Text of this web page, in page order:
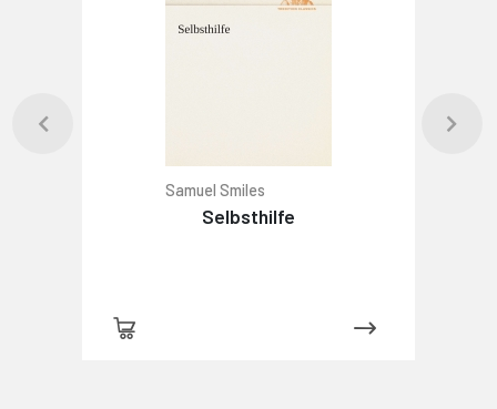
Samuel Smiles
Selbsthilfe